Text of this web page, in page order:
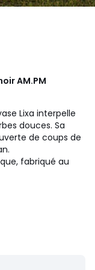
AM.PM
Lixa interpelle
douces. Sa
de coups de
fabriqué au